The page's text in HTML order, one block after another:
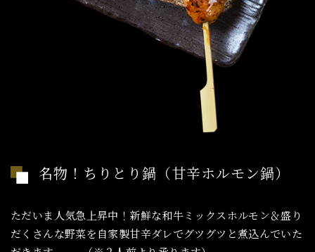
名物！ちりとり鍋（甘辛ホルモン鍋）
ただいま人気急上昇中！新鮮な和牛ミックスホルモン＆盛り
だくさんな野菜を自家製甘辛ダレでグツグツと煮込んでいた